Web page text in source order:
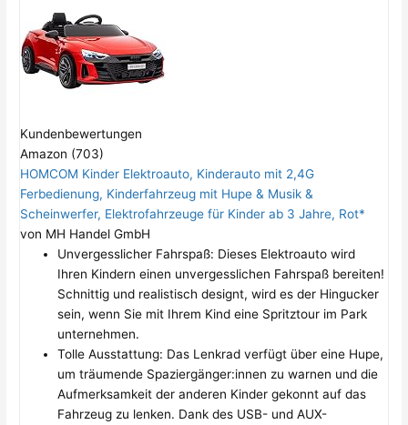
Kundenbewertungen
Amazon (703)
HOMCOM Kinder Elektroauto, Kinderauto mit 2,4G
Ferbedienung, Kinderfahrzeug mit Hupe & Musik &
Scheinwerfer, Elektrofahrzeuge für Kinder ab 3 Jahre, Rot*
von MH Handel GmbH
Unvergesslicher Fahrspaß: Dieses Elektroauto wird
Ihren Kindern einen unvergesslichen Fahrspaß bereiten!
Schnittig und realistisch designt, wird es der Hingucker
sein, wenn Sie mit Ihrem Kind eine Spritztour im Park
unternehmen.
Tolle Ausstattung: Das Lenkrad verfügt über eine Hupe,
um träumende Spaziergänger:innen zu warnen und die
Aufmerksamkeit der anderen Kinder gekonnt auf das
Fahrzeug zu lenken. Dank des USB- und AUX-